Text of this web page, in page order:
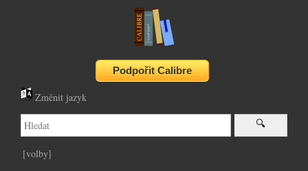
Změnit jazyk
[volby]